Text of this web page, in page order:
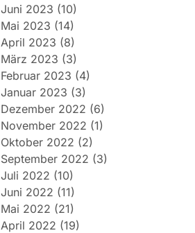
Juni 2023 (10)
Mai 2023 (14)
April 2023 (8)
März 2023 (3)
Februar 2023 (4)
Januar 2023 (3)
Dezember 2022 (6)
November 2022 (1)
Oktober 2022 (2)
September 2022 (3)
Juli 2022 (10)
Juni 2022 (11)
Mai 2022 (21)
April 2022 (19)